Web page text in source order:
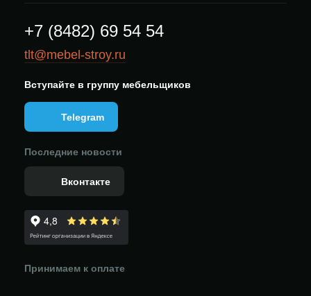
+7 (8482) 69 54 54
tlt@mebel-stroy.ru
Вступайте в группу мебельщиков
Telegram
Последние новости
Вконтакте
Принимаем к оплате